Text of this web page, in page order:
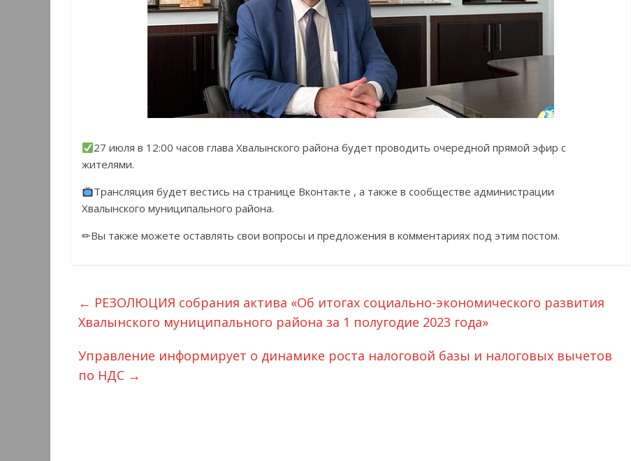
27 июля в 12:00 часов глава Хвалынского района будет проводить очередной прямой эфир с
жителями.
Трансляция будет вестись на странице Вконтакте , а также в сообществе администрации
Хвалынского муниципального района.
✏Вы также можете оставлять свои вопросы и предложения в комментариях под этим постом.
← РЕЗОЛЮЦИЯ собрания актива «Об итогах социально-экономического развития
Хвалынского муниципального района за 1 полугодие 2023 года»
Управление информирует о динамике роста налоговой базы и налоговых вычетов
по НДС →